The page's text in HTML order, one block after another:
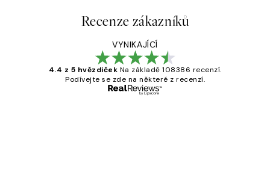
Recenze zákazníků
VYNIKAJÍCÍ
4.4 z 5 hvězdiček Na základě 108386 recenzí.
Podívejte se zde na některé z recenzí.